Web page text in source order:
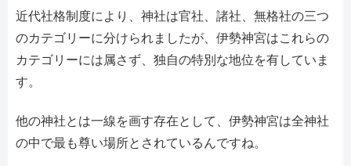
近代社格制度により、神社は官社、諸社、無格社の三つ
のカテゴリーに分けられましたが、伊勢神宮はこれらの
カテゴリーには属さず、独自の特別な地位を有していま
す。
他の神社とは一線を画す存在として、伊勢神宮は全神社
の中で最も尊い場所とされているんですね。